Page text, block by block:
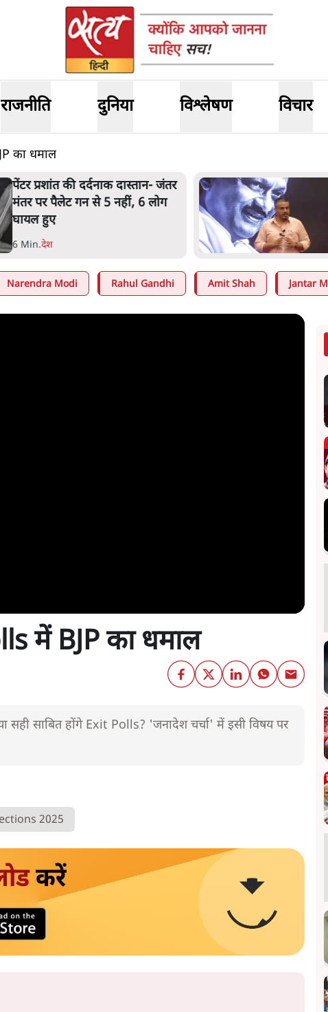
राजनीति दुनिया विश्लेषण विचार
का धमाल
'महाराष्ट्र में गैर बीजेपी वोटरों के नामों
को काटने की बड़ी साज़िश'- रोहित
पवार का आरोप
4 Min.महाराष्ट्र
Narendra Modi Rahul Gandhi Amit Shah Jantar
में BJP का धमाल
सही साबित होंगे Exit Polls? 'जनादेश चर्चा' में इसी विषय पर
2025
करें